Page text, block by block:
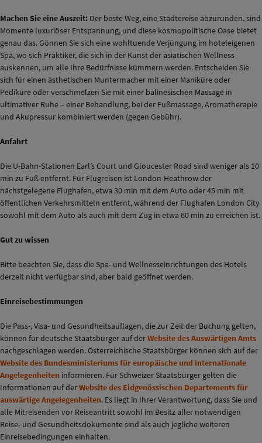
Machen Sie eine Auszeit: Der beste Weg, eine Städtereise abzurunden, sind
Momente luxuriöser Entspannung, und diese kosmopolitische Oase bietet
genau das. Gönnen Sie sich eine wohltuende Verjüngung im hoteleigenen
Spa, wo sich Praktiker, die sich in der Kunst der asiatischen Wellness
auskennen, um alle Ihre Bedürfnisse kümmern werden. Entscheiden Sie
sich für einen ästhetischen Muntermacher mit einer Maniküre oder
Pediküre oder verschmelzen Sie mit einer balinesischen Massage in
ultimativer Ruhe – einer Behandlung, bei der Fußmassage, Aromatherapie
und Akupressur kombiniert werden (gegen Gebühr).
Anfahrt
Die U-Bahn-Stationen Earl’s Court und Gloucester Road sind weniger als 10
min zu Fuß entfernt. Für Flugreisen ist London-Heathrow der
nächstgelegene Flughafen, etwa 30 min mit dem Auto oder 45 min mit
öffentlichen Verkehrsmitteln entfernt, während der Flughafen London City
sowohl mit dem Auto als auch mit dem Zug in etwa 60 min zu erreichen ist.
Gut zu wissen
Bitte beachten Sie, dass die Spa- und Wellnesseinrichtungen des Hotels
derzeit nicht verfügbar sind, aber bald geöffnet werden.
Einreisebestimmungen
Die Pass-, Visa- und Gesundheitsauflagen, die zur Zeit der Buchung gelten,
können für deutsche Staatsbürger auf derWebsite des Auswärtigen Amts
nachgeschlagen werden. Österreichische Staatsbürger können sich auf der
Website des Bundesministeriums für europäische und internationale
Angelegenheiten informieren. Für Schweizer Staatsbürger gelten die
Informationen auf derWebsite des Eidgenössischen Departements für
auswärtige Angelegenheiten. Es liegt in Ihrer Verantwortung, dass Sie und
alle Mitreisenden vor Reiseantritt sowohl im Besitz aller notwendigen
Reise- und Gesundheitsdokumente sind als auch jegliche weiteren
Einreisebedingungen einhalten.